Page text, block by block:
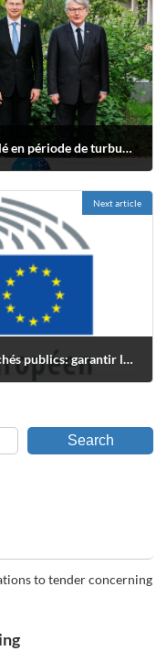
Renforcer notre partenariat renouvelé en période de turbulences EU/USA marchés publics durable
Next article
Instrument international sur les marchés publics: garantir l’équité pour les entreprises de l’UE
Search
to tender concerning